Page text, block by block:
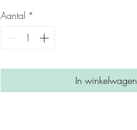
Aantal *
In winkelwagen